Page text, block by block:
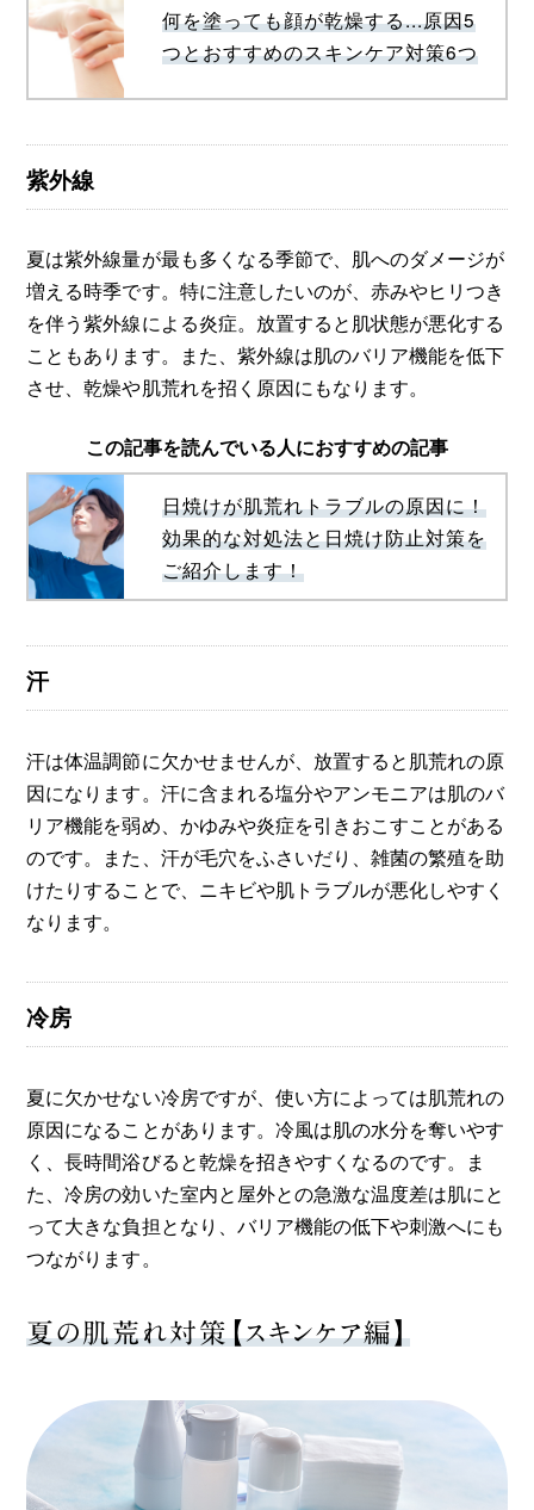
何を塗っても顔が乾燥する...原因5
つとおすすめのスキンケア対策6つ
紫外線
夏は紫外線量が最も多くなる季節で、肌へのダメージが
増える時季です。特に注意したいのが、赤みやヒリつき
を伴う紫外線による炎症。放置すると肌状態が悪化する
こともあります。また、紫外線は肌のバリア機能を低下
させ、乾燥や肌荒れを招く原因にもなります。
この記事を読んでいる人におすすめの記事
日焼けが肌荒れトラブルの原因に！
効果的な対処法と日焼け防止対策を
ご紹介します！
汗
汗は体温調節に欠かせませんが、放置すると肌荒れの原
因になります。汗に含まれる塩分やアンモニアは肌のバ
リア機能を弱め、かゆみや炎症を引きおこすことがある
のです。また、汗が毛穴をふさいだり、雑菌の繁殖を助
けたりすることで、ニキビや肌トラブルが悪化しやすく
なります。
冷房
夏に欠かせない冷房ですが、使い方によっては肌荒れの
原因になることがあります。冷風は肌の水分を奪いやす
く、長時間浴びると乾燥を招きやすくなるのです。ま
た、冷房の効いた室内と屋外との急激な温度差は肌にと
って大きな負担となり、バリア機能の低下や刺激へにも
つながります。
夏の肌荒れ対策【スキンケア編】